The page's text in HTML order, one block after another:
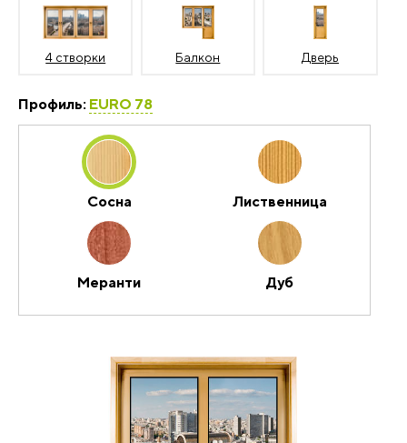
4 створки Балкон Дверь
Профиль: EURO 78
Сосна Лиственница
Меранти Дуб